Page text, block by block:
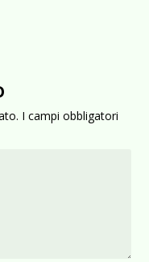
I campi obbligatori